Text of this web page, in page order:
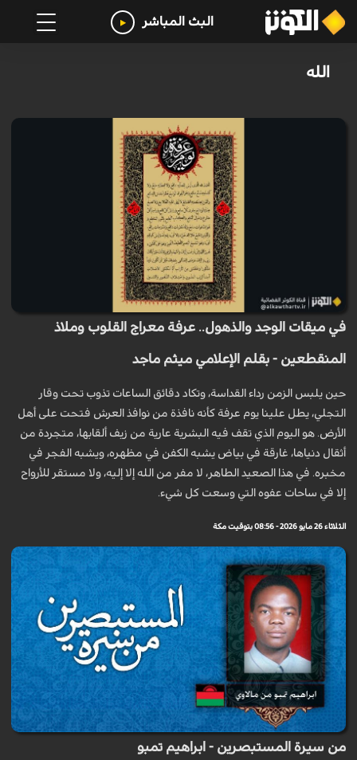
البث المباشر
الله
في ميقات الوجد والذهول.. عرفة معراج القلوب وملاذ
المنقطعين - بقلم الإعلامي ميثم ماجد
حين يلبس الزمن رداء القداسة، وتكاد دقائق الساعات تذوب تحت وقار
التجلي، يطل علينا يوم عرفة كأنه نافذة من نوافذ العرش فتحت على أهل
الأرض. هو اليوم الذي تقف فيه البشرية عارية من زيف ألقابها، متجردة من
أثقال دنياها، غارقة في بياض يشبه الكفن في مظهره، ويشبه الفجر في
مخبره. في هذا الصعيد الطاهر، لا مفر من الله إلا إليه، ولا مستقر للأرواح
إلا في ساحات عفوه التي وسعت كل شيء.
الثلاثاء 26 مايو 2026 - 08:56 بتوقيت مكة
من سيرة المستبصرين - ابراهيم تمبو